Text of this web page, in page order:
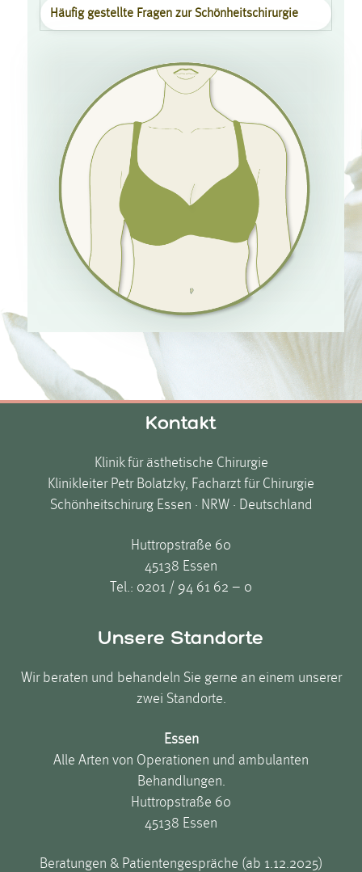
Häufig gestellte Fragen zur Schönheits­chirurgie
Kontakt
Klinik für ästhetische Chirurgie
Klinikleiter Petr Bolatzky, Facharzt für Chirurgie
Schönheitschirurg Essen · NRW · Deutschland
Huttropstraße 60
45138 Essen
Tel.: 0201 / 94 61 62 – 0
Unsere Standorte
Wir beraten und behandeln Sie gerne an einem unserer
zwei Standorte.
Essen
Alle Arten von Operationen und ambulanten
Behandlungen.
Huttropstraße 60
45138 Essen
Beratungen & Patientengespräche (ab 1.12.2025)